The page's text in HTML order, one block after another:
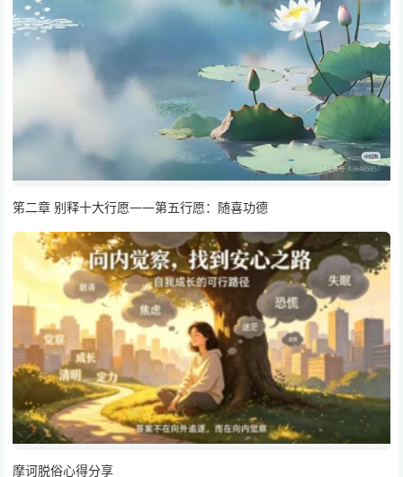
笫二章 别释十大行愿——第五行愿：随喜功德
摩诃脱俗心得分享